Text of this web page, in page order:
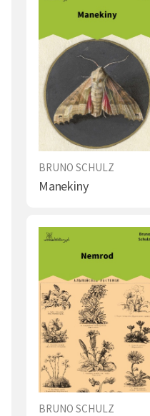
BRUNO SCHULZ
Manekiny
BRUNO SCHULZ